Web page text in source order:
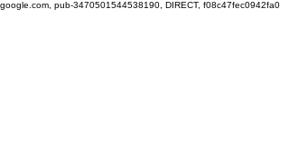
google.com, pub-3470501544538190, DIRECT, f08c47fec0942fa0